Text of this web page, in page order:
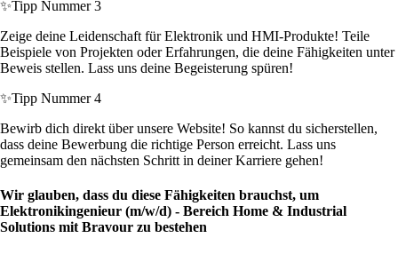
✨Tipp Nummer 3
Zeige deine Leidenschaft für Elektronik und HMI-Produkte! Teile
Beispiele von Projekten oder Erfahrungen, die deine Fähigkeiten unter
Beweis stellen. Lass uns deine Begeisterung spüren!
✨Tipp Nummer 4
Bewirb dich direkt über unsere Website! So kannst du sicherstellen,
dass deine Bewerbung die richtige Person erreicht. Lass uns
gemeinsam den nächsten Schritt in deiner Karriere gehen!
Wir glauben, dass du diese Fähigkeiten brauchst, um
Elektronikingenieur (m/w/d) - Bereich Home & Industrial
Solutions mit Bravour zu bestehen